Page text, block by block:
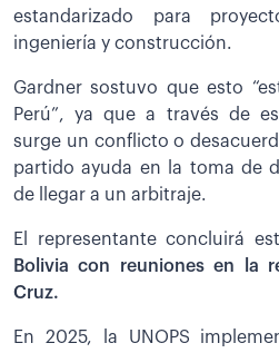
estandarizado para
ingeniería y construcción.
Gardner sostuvo que esto
Perú”, ya que a través de
surge un conflicto o
partido ayuda en la toma de
de llegar a un arbitraje.
El representante concluirá
Bolivia con reuniones en la
Cruz.
En 2025, la UNOPS